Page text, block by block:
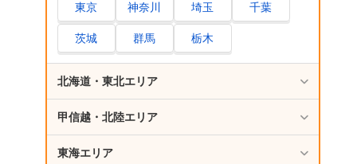
ノンバンクと銀行のカードローンを上手に使い
分けるためのポイント
ノンバンクのカードローンが向いている人
銀行のカードローンが向いている人
ノンバンクへの借金返済で困ったときの相談窓
1.日本貸金業協会｜借金についての電話相談
東京 神奈川 埼玉 千葉
茨城 群馬 栃木
北海道・東北エリア
甲信越・北陸エリア
東海エリア